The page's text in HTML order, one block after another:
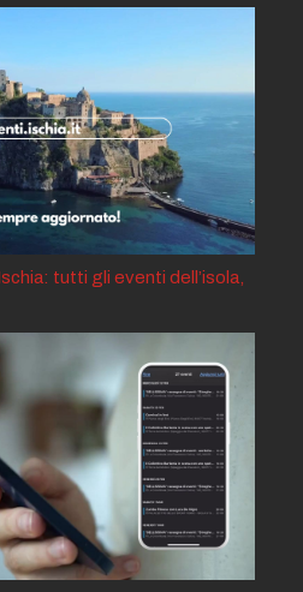
tutti gli eventi dell’isola,